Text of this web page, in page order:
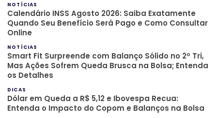
NOTÍCIAS
Calendário INSS Agosto 2026: Saiba Exatamente
Quando Seu Benefício Será Pago e Como Consultar
Online
NOTÍCIAS
Smart Fit Surpreende com Balanço Sólido no 2º Tri,
Mas Ações Sofrem Queda Brusca na Bolsa; Entenda
os Detalhes
DICAS
Dólar em Queda a R$ 5,12 e Ibovespa Recua:
Entenda o Impacto do Copom e Balanços na Bolsa